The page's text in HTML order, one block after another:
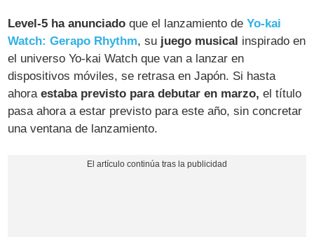
Level-5 ha anunciado que el lanzamiento deYo-kai
Watch: Gerapo Rhythm, su juego musical inspirado en
el universo Yo-kai Watch que van a lanzar en
dispositivos móviles, se retrasa en Japón. Si hasta
ahoraestaba previsto para debutar en marzo, el título
pasa ahora a estar previsto para este año, sin concretar
una ventana de lanzamiento.